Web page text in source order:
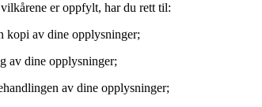
er oppfylt, har du rett til:
kopi av dine opplysninger;
av dine opplysninger;
av dine opplysninger;